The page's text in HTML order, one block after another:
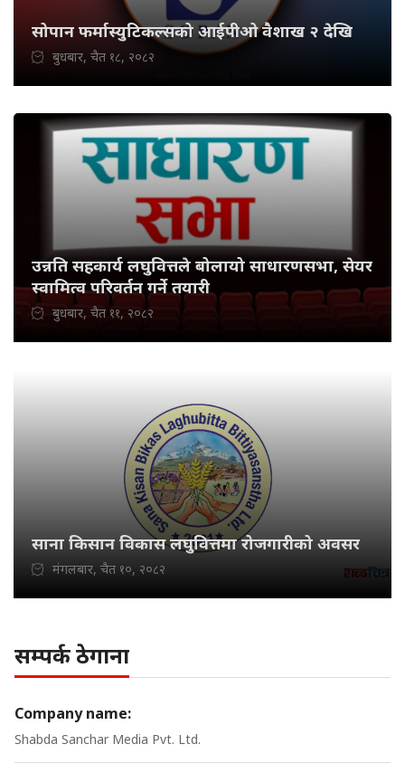
सोपान फर्मास्युटिकल्सको आईपीओ वैशाख २ देखि
बुधबार, चैत १८, २०८२
उन्नति सहकार्य लघुवित्तले बोलायो साधारणसभा, सेयर
स्वामित्व परिवर्तन गर्ने तयारी
बुधबार, चैत ११, २०८२
साना किसान विकास लघुवित्तमा रोजगारीको अवसर
मंगलबार, चैत १०, २०८२
सम्पर्क ठेगाना
Company name:
Shabda Sanchar Media Pvt. Ltd.